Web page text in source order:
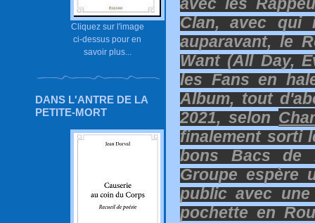
Cliquez sur l'image
ci-dessus pour en
savoir plus...
DANS L'ANTRE DE LA
PETITE-MORT
Clan, avec qui
auparavant, le
Want (All Day,
les Fans en
Album, tout
2021, selon
finalement sorti
bons Bacs de
Groupe espère
public avec
pochette en